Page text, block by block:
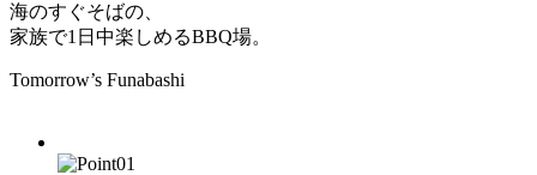
海のすぐそばの、
家族で1日中楽しめるBBQ場。
Tomorrow’s Funabashi